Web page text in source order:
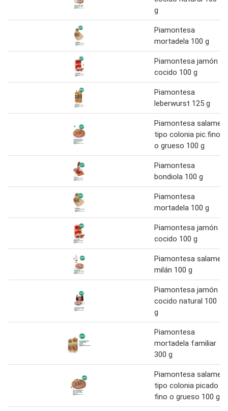
g
Piamontesa
mortadela 100 g
Piamontesa jamón
cocido 100 g
Piamontesa
leberwurst 125 g
Piamontesa salame
tipo colonia pic.fino
o grueso 100 g
Piamontesa
bondiola 100 g
Piamontesa
mortadela 100 g
Piamontesa jamón
cocido 100 g
Piamontesa salame
milán 100 g
Piamontesa jamón
cocido natural 100
g
Piamontesa
mortadela familiar
300 g
Piamontesa salame
tipo colonia picado
fino o grueso 100 g